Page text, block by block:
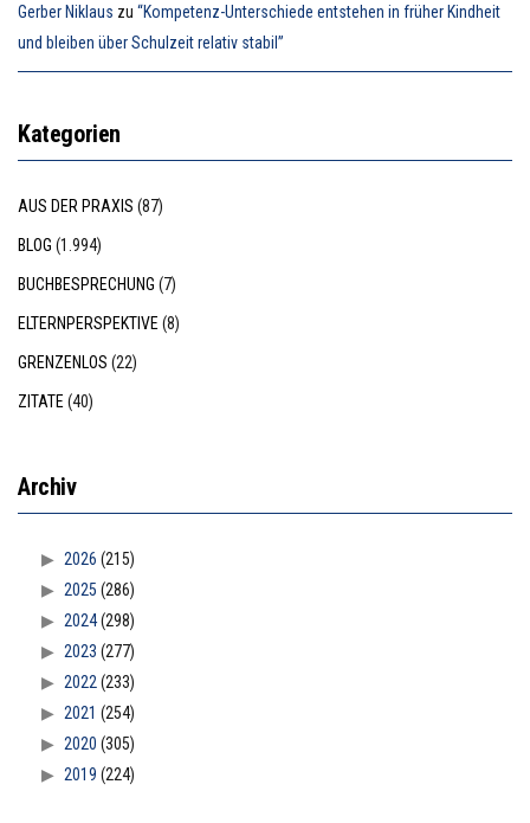
Gerber Niklaus zu “Kompetenz-Unterschiede entstehen in früher Kindheit
und bleiben über Schulzeit relativ stabil”
Kategorien
AUS DER PRAXIS (87)
BLOG (1.994)
BUCHBESPRECHUNG (7)
ELTERNPERSPEKTIVE (8)
GRENZENLOS (22)
ZITATE (40)
Archiv
2026 (215)
2025 (286)
2024(298)
2023 (277)
2022 (233)
2021 (254)
2020 (305)
2019 (224)